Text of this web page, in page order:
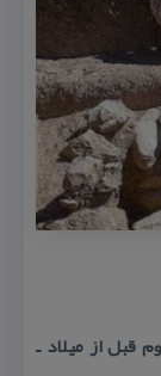
قبل از میلاد ـ